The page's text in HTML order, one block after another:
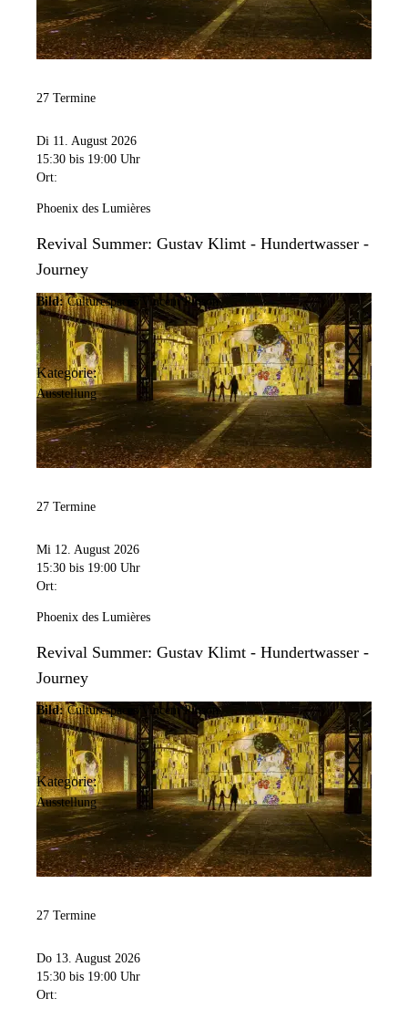
27 Termine
Di 11. August 2026
15:30 bis 19:00 Uhr
Ort:
Phoenix des Lumières
Revival Summer: Gustav Klimt - Hundertwasser -
Journey
Bild: Culturespaces/Vincent Pinson
Kategorie:
Ausstellung
27 Termine
Mi 12. August 2026
15:30 bis 19:00 Uhr
Ort:
Phoenix des Lumières
Revival Summer: Gustav Klimt - Hundertwasser -
Journey
Bild: Culturespaces/Vincent Pinson
Kategorie:
Ausstellung
27 Termine
Do 13. August 2026
15:30 bis 19:00 Uhr
Ort: